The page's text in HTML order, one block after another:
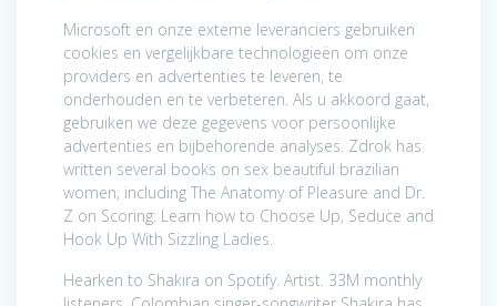
Microsoft en onze externe leveranciers gebruiken
cookies en vergelijkbare technologieën om onze
providers en advertenties te leveren, te
onderhouden en te verbeteren. Als u akkoord gaat,
gebruiken we deze gegevens voor persoonlijke
advertenties en bijbehorende analyses. Zdrok has
written several books on sex beautiful brazilian
women, including The Anatomy of Pleasure and Dr.
Z on Scoring: Learn how to Choose Up, Seduce and
Hook Up With Sizzling Ladies.
Hearken to Shakira on Spotify. Artist. 33M monthly